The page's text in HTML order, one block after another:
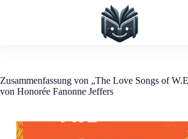
Zusammenfassung von „The Love Songs of
von Honorée Fanonne Jeffers